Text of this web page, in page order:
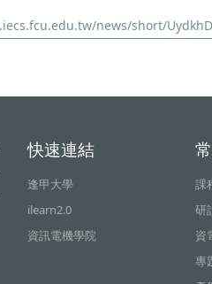
快速連結
逢甲大學
ilearn2.0
資訊電機學院
課
研
資
專